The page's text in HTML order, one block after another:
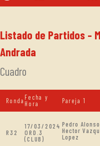
Listado de Partidos -
Andrada
Cuadro
Ronda Fecha y
Hora
Pareja 1
R32
17/03/2024
ORD.3
(CLUB)
Pedro Alonso
Hector
Lopez